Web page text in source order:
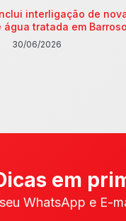
interligação de
água tratada em Barroso
30/06/2026
em
WhatsApp e E-